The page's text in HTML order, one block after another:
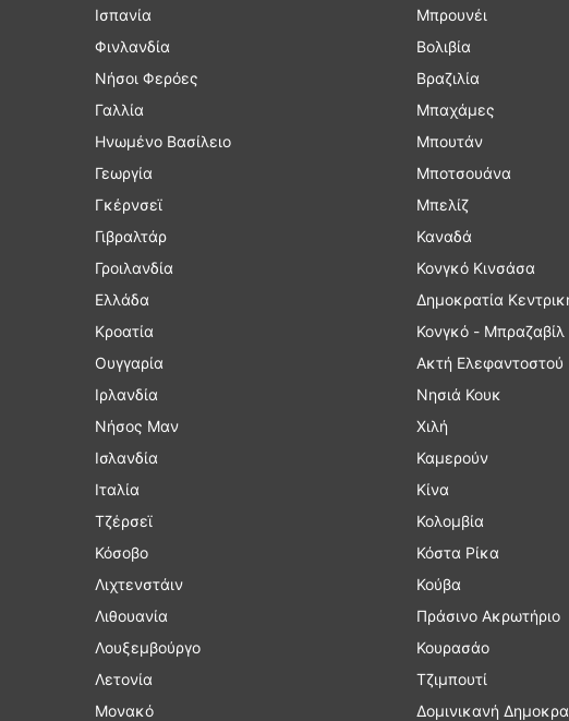
Ισπανία
Φινλανδία
Νήσοι Φερόες
Γαλλία
Ηνωμένο Βασίλειο
Γεωργία
Γκέρνσεϊ
Γιβραλτάρ
Γροιλανδία
Ελλάδα
Κροατία
Ουγγαρία
Ιρλανδία
Νήσος Μαν
Ισλανδία
Ιταλία
Τζέρσεϊ
Κόσοβο
Λιχτενστάιν
Λιθουανία
Λουξεμβούργο
Λετονία
Μονακό
Μπρουνέι
Βολιβία
Βραζιλία
Μπαχάμες
Μπουτάν
Μποτσουάνα
Μπελίζ
Καναδά
Κονγκό Κινσάσα
Δημοκρατία
Κονγκό - Μπραζαβίλ
Ακτή Ελεφαντοστού
Νησιά Κουκ
Χιλή
Καμερούν
Κίνα
Κολομβία
Κόστα Ρίκα
Κούβα
Πράσινο Ακρωτήριο
Κουρασάο
Τζιμπουτί
Δομινικανή